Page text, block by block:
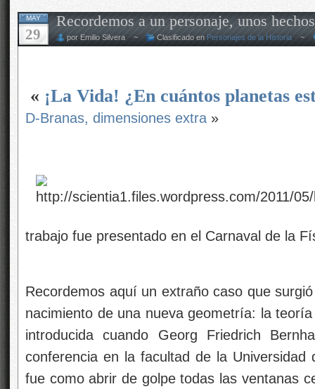
MAY
29
Recordemos a un personaje, unos
por Emilio Silvera ~ Clasificado en Personajes de la Historia~
« ¡La Vida! ¿En cuántos planetas
D-Branas, dimensiones extra »
trabajo fue presentado en el Carnaval de la
Recordemos aquí un extraño caso que
nacimiento de una nueva geometría: la
introducida cuando Georg Friedrich
conferencia en la facultad de la Universidad
fue como abrir de golpe todas las ventanas